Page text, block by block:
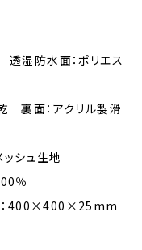
湿防水面：ポリエス
面：アクリル製滑
シュ生地
％
400×400×25mm